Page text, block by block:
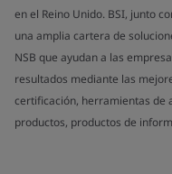
en el Reino Unido. BSI, junto
una amplia cartera de
NSB que ayudan a las
resultados mediante las
certificación, herramientas de
productos, productos de